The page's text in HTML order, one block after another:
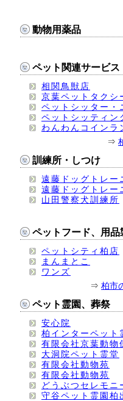
動物用薬品
ペット関連サービス
相関鳥獣店
京葉ペットタクシ
ペットシッター・
ペットシッティン
わんわんコインラ
⇒
訓練所・しつけ
遠藤ドッグトレー
遠藤ドッグトレー
山田警察犬訓練所
ペットフード、用品
ペットシティ柏店
まんまとこ
ワンズ
⇒ 柏市
ペット霊園、葬祭
安心院
柏インターペット
有限会社京葉動物
大洞院ペット霊堂
有限会社動物苑
有限会社動物苑
どうぶつセレモニ
守谷ペット霊園柏